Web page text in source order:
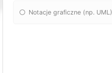
Notacje graficzne (np. UML)